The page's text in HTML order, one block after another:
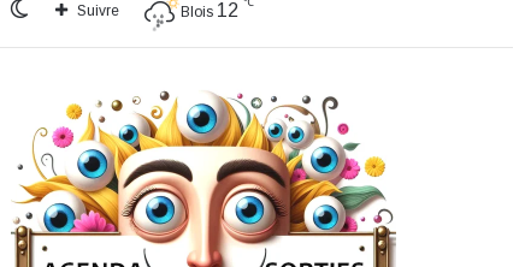
Blois 12 ℃
Suivre
Switch
Rechercher